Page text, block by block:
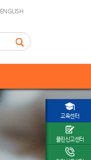
ENGLISH
교육센터
클린신고센터